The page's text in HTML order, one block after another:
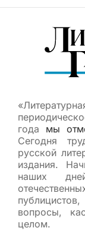
года мы
Сегодня
русской
издания.
наших
вопросы,
целом.